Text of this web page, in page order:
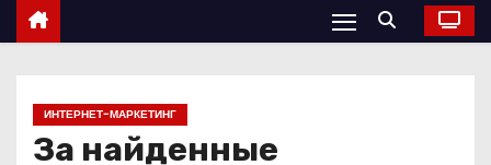
ИНТЕРНЕТ-МАРКЕТИНГ
За найденные